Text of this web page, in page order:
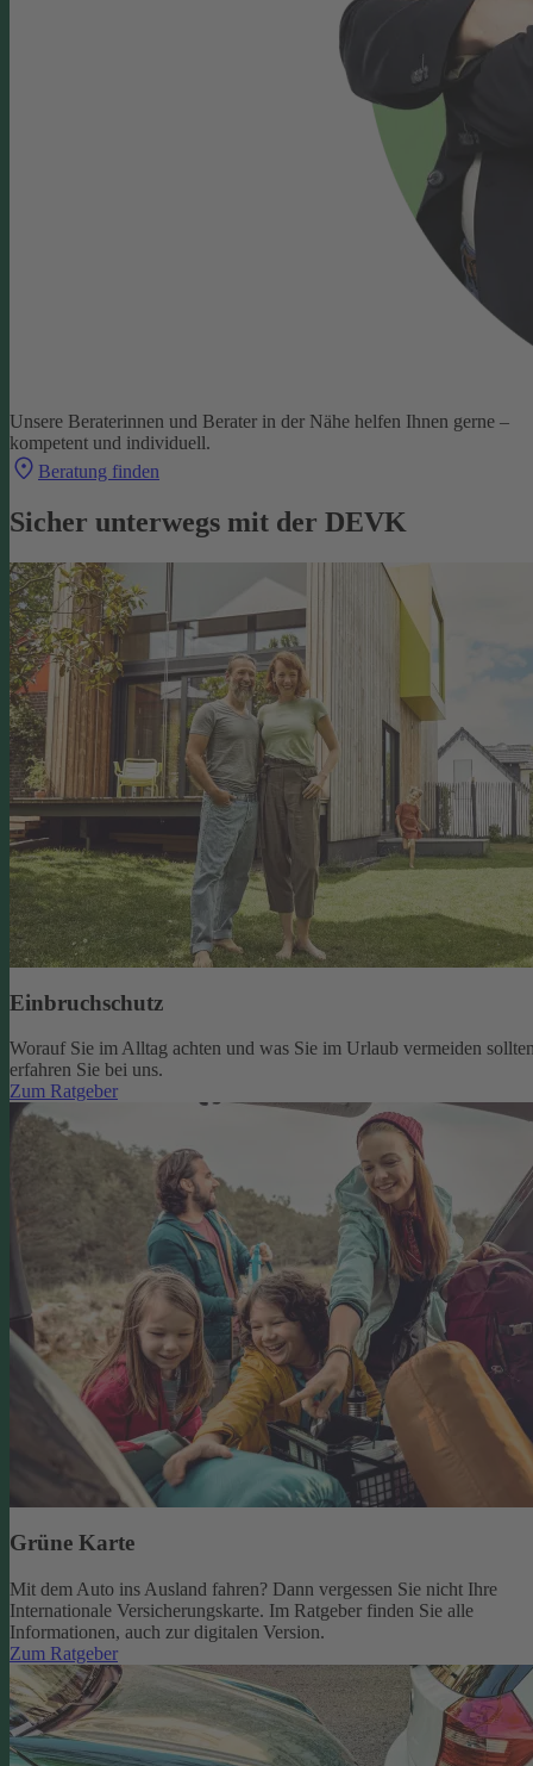
Unsere Beraterinnen und Berater in der Nähe helfen Ihnen gerne –
kompetent und individuell.
Beratung finden
Sicher unterwegs mit der DEVK
Einbruchschutz
Worauf Sie im Alltag achten und was Sie im Urlaub vermeiden
erfahren Sie bei uns.
Zum Ratgeber
Grüne Karte
Mit dem Auto ins Ausland fahren? Dann vergessen Sie nicht Ihre
Internationale Versicherungskarte. Im Ratgeber finden Sie alle
Informationen, auch zur digitalen Version.
Zum Ratgeber